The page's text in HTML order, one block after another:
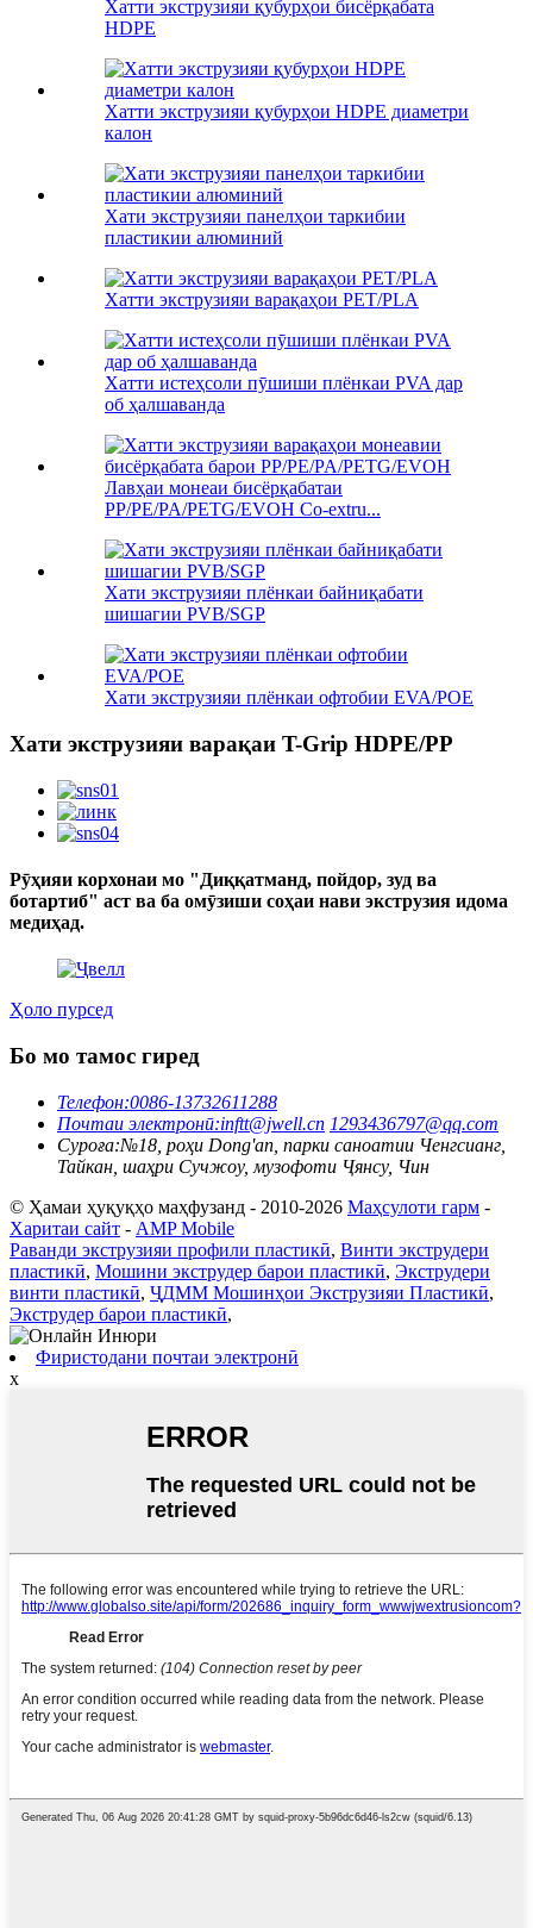
Хатти экструзияи қубурҳои бисёрқабата
HDPE
Хатти экструзияи қубурҳои HDPE диаметри
калон
Хати экструзияи панелҳои таркибии
пластикии алюминий
Хатти экструзияи варақаҳои PET/PLA
Хатти истеҳсоли пӯшиши плёнкаи PVA дар
об ҳалшаванда
Лавҳаи монеаи бисёрқабатаи
PP/PE/PA/PETG/EVOH Co-extru...
Хати экструзияи плёнкаи байниқабати
шишагии PVB/SGP
Хати экструзияи плёнкаи офтобии EVA/POE
Хати экструзияи варақаи T-Grip HDPE/PP
Рӯҳияи корхонаи мо "Диққатманд, пойдор, зуд ва
ботартиб" аст ва ба омӯзиши соҳаи нави экструзия идома
медиҳад.
Ҳоло пурсед
Бо мо тамос гиред
Телефон:0086-13732611288
Почтаи электронӣ:inftt@jwell.cn 1293436797@qq.com
Суроға:№18, роҳи Dong'an, парки саноатии Ченгсианг,
Тайкан, шаҳри Сучжоу, музофоти Ҷянсу, Чин
© Ҳамаи ҳуқуқҳо маҳфузанд - 2010-2026 Маҳсулоти гарм -
Харитаи сайт - AMP Mobile
Раванди экструзияи профили пластикӣ, Винти экструдери
пластикӣ, Мошини экструдер барои пластикӣ, Экструдери
винти пластикӣ, ҶДММ Мошинҳои Экструзияи Пластикӣ,
Экструдер барои пластикӣ,
Фиристодани почтаи электронӣ
x